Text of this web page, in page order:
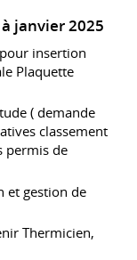
janvier 2025
insertion
Plaquette
( demande
classement
permis de
et gestion de
Thermicien,